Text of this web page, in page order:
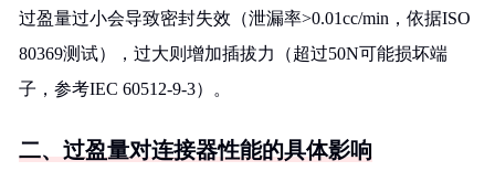
过盈量过小会导致密封失效（泄漏率>0.01cc/min，依据ISO
80369测试），过大则增加插拔力（超过50N可能损坏端
子，参考IEC 60512-9-3）。
二、过盈量对连接器性能的具体影响